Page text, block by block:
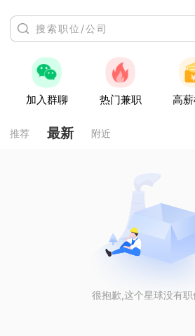
加入群聊 热门兼职 高
推荐 最新 附近
很抱歉,这个星球没有职